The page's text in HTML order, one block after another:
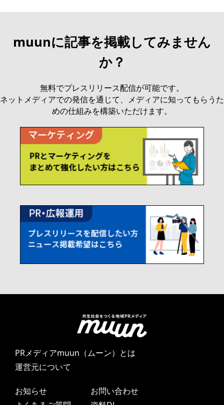
muunに記事を掲載してみません
か？
無料でプレスリリース配信が可能です。
ネットメディアでの発信を通じて、メディアに知ってもらうた
めの仕組みを構築いただけます。
PRメディアmuun（ムーン）とは
運営元について
お知らせ
お問い合わせ